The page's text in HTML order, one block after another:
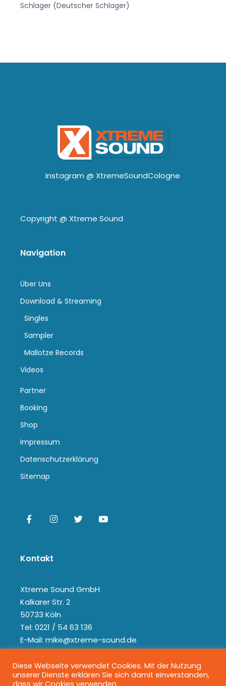
Schlager (Deutscher Schlager)
Instagram @ XtremeSoundCologne
Copyright @ Xtreme Sound
Navigation
Über Uns
Download & Streaming
Singles
Sampler
Mallotze Records
Videos
Partner
Booking
Shop
Impressum
Datenschutzerklärung
Sitemap
Kontakt
Xtreme Sound GmbH
Kalkarer Str. 2
50733 Köln
Tel: 0221 / 54 63 136
E-Mail: mike@xtreme-sound.de
Diese Webseite verwendet Cookies. Mit der Nutzung
unserer Dienste erklären Sie sich damit einverstanden,
dass wir Cookies verwenden.